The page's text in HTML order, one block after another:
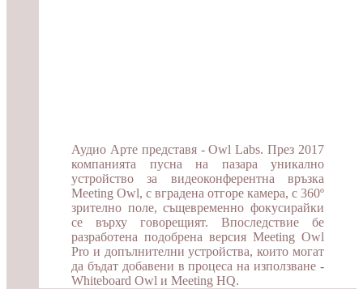
Аудио Арте представя - Owl Labs. През 2017
компанията пусна на пазара уникално
устройство за видеоконферентна връзка
Meeting Owl, с вградена отгоре камера, с 360º
зрително поле, същевременно фокусирайки
се върху говорещият. Впоследствие бе
разработена подобрена версия Meeting Owl
Pro и допълнителни устройства, които могат
да бъдат добавени в процеса на използване -
Whiteboard Owl и Meeting HQ.